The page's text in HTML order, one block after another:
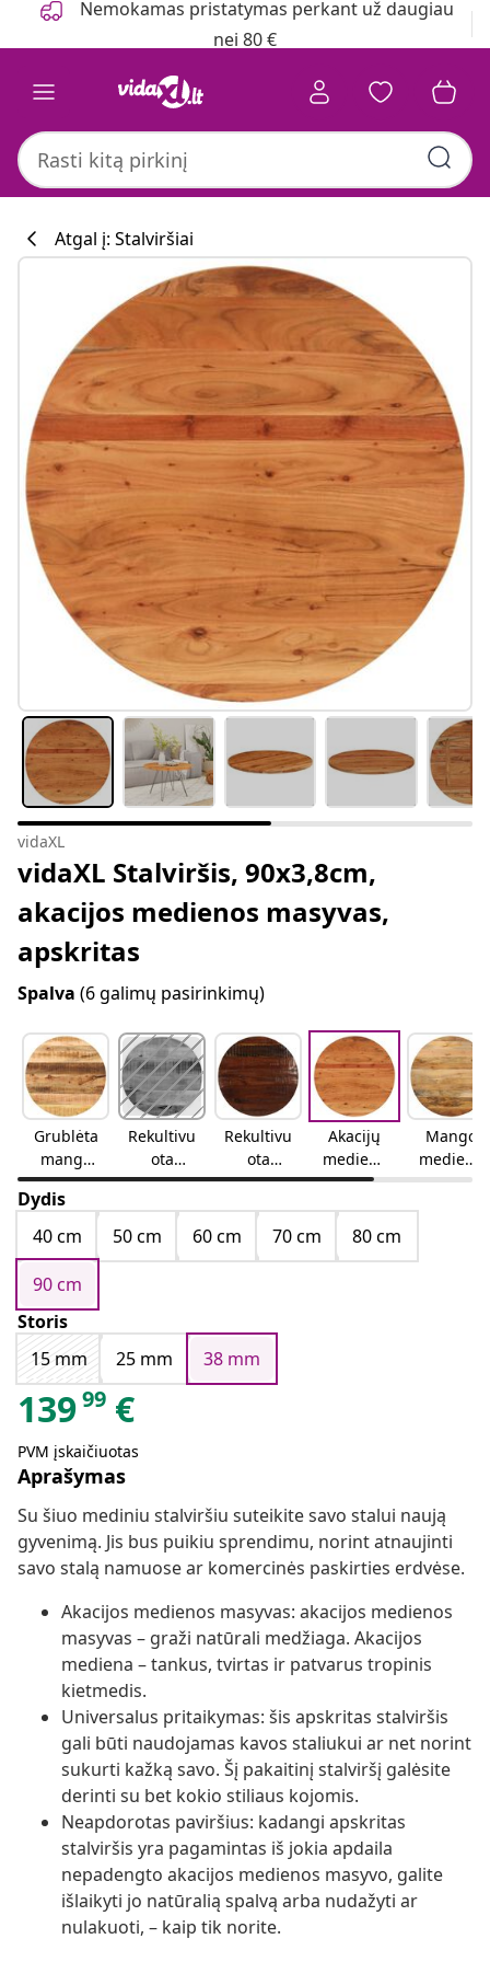
Nemokamas pristatymas perkant už daugiau
nei 80 €
Atgal į: Stalviršiai
vidaXL
vidaXL Stalviršis, 90x3,8cm,
akacijos medienos masyvas,
apskritas
Spalva (6 galimų pasirinkimų)
Grublėta
mango
mediena
(natūrali)
Rekultivu
ota
mediena(
įvairiasp
alvė)
Rekultivu
ota
mediena
(natūrali)
Akacijų
mediena
(natūrali)
Mango
mediena
(natūrali)
Dydis
40 cm
50 cm 60 cm 70 cm
80 cm
90 cm
Storis
15 mm
25 mm 38 mm
13999 €
PVM įskaičiuotas
Aprašymas
Su šiuo mediniu stalviršiu suteikite savo stalui naują
gyvenimą. Jis bus puikiu sprendimu, norint atnaujinti
savo stalą namuose ar komercinės paskirties erdvėse.
Akacijos medienos masyvas: akacijos medienos
masyvas – graži natūrali medžiaga. Akacijos
mediena – tankus, tvirtas ir patvarus tropinis
kietmedis.
Universalus pritaikymas: šis apskritas stalviršis
gali būti naudojamas kavos staliukui ar net norint
sukurti kažką savo. Šį pakaitinį stalviršį galėsite
derinti su bet kokio stiliaus kojomis.
Neapdorotas paviršius: kadangi apskritas
stalviršis yra pagamintas iš jokia apdaila
nepadengto akacijos medienos masyvo, galite
išlaikyti jo natūralią spalvą arba nudažyti ar
nulakuoti, – kaip tik norite.